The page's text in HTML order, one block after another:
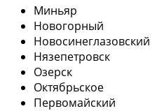
Миньяр
Новогорный
Новосинеглазовский
Нязепетровск
Озерск
Октябрьское
Первомайский